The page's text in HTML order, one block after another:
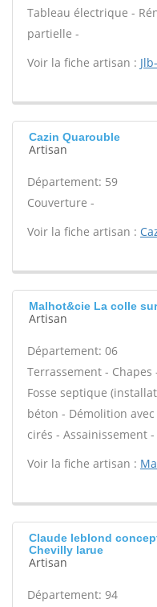
Tableau électrique -
partielle -
Voir la fiche artisan :
Cazin Quarouble
Artisan
Département: 59
Couverture -
Voir la fiche artisan :
Malhot&cie La colle
Artisan
Département: 06
Terrassement -
Fosse septique
béton - Démolition
cirés - Assainissement
Voir la fiche artisan :
Claude leblond
Chevilly larue
Artisan
Département: 94